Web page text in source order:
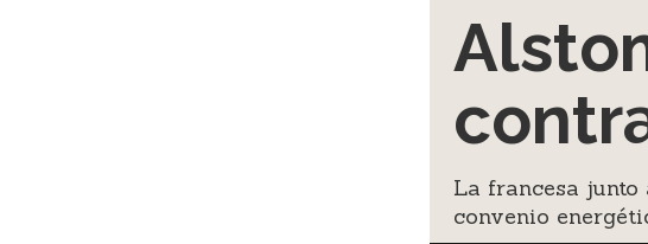
La francesa
convenio